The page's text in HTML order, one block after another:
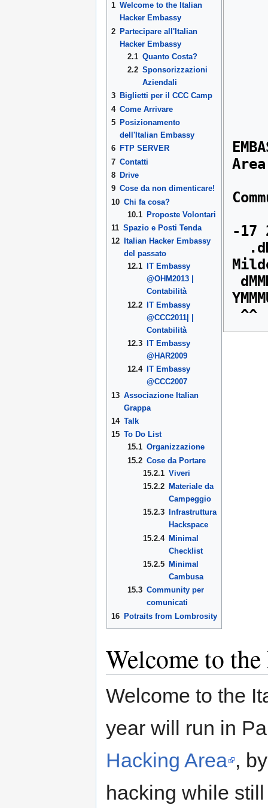
1 Welcome to the Italian
Hacker Embassy
2 Partecipare all'Italian
Hacker Embassy
2.1 Quanto Costa?
2.2 Sponsorizzazioni
Aziendali
3 Biglietti per il CCC Camp
4 Come Arrivare
5 Posizionamento
dell'Italian Embassy
6 FTP SERVER
7 Contatti
8 Drive
9 Cose da non dimenticare!
10 Chi fa cosa?
10.1 Proposte Volontari
11 Spazio e Posti Tenda
12
Italian Hacker Embassy
del passato
12.1
IT Embassy
@OHM2013 |
Contabilità
12.2 IT Embassy
@CCC2011| |
Contabilità
12.3
IT Embassy
@HAR2009
12.4
IT Embassy
@CCC2007
13 Associazione Italian
Grappa
14 Talk
15 To Do List
15.1 Organizzazione
15.2 Cose da Portare
15.2.1 Viveri
15.2.2 Materiale da
Campeggio
15.2.3
Infrastruttura
Hackspace
15.2.4 Minimal
Checklist
15.2.5 Minimal
Cambusa
15.3 Community per
comunicati
16 Potraits from Lombrosity
-17
Welcome to
Welcome to the
year will run in
Hacking Area ,
hacking while